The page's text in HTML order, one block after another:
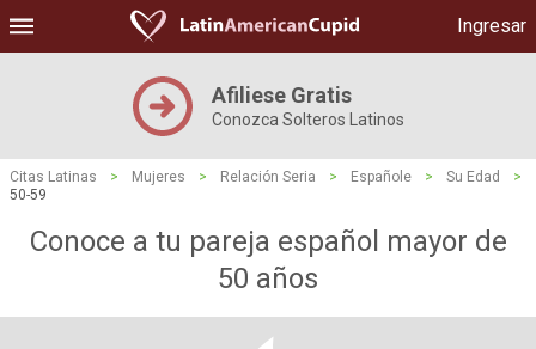
Ingresar
Afiliese Gratis
Conozca Solteros Latinos
Citas Latinas > Mujeres > Relación Seria > Españole > Su Edad
>
50-59
Conoce a tu pareja español mayor de
50 años